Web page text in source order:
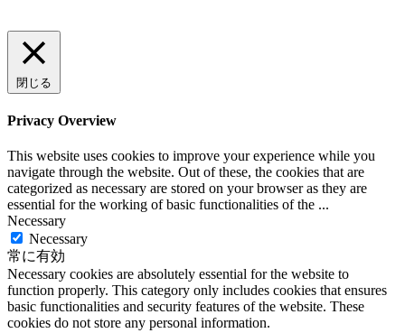
閉じる
Privacy Overview
This website uses cookies to improve your experience while you
navigate through the website. Out of these, the cookies that are
categorized as necessary are stored on your browser as they are
essential for the working of basic functionalities of the ...
Necessary
Necessary
常に有効
Necessary cookies are absolutely essential for the website to
function properly. This category only includes cookies that ensures
basic functionalities and security features of the website. These
cookies do not store any personal information.